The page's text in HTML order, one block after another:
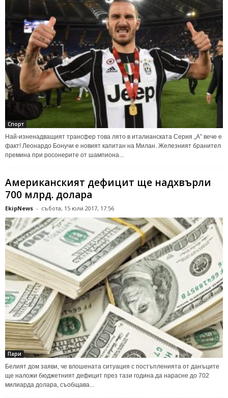
Спорт
Най-изненадващият трансфер това лято в италианската Серия „А” вече е
факт! Леонардо Бонучи е новият капитан на Милан. Железният бранител
премина при росонерите от шампиона...
Американският дефицит ще надхвърли
700 млрд. долара
EkipNews - събота, 15 юли 2017, 17:56
Пари
Белият дом заяви, че влошената ситуация с постъпленията от данъците
ще наложи бюджетният дефицит през тази година да нарасне до 702
милиарда долара, съобщава...